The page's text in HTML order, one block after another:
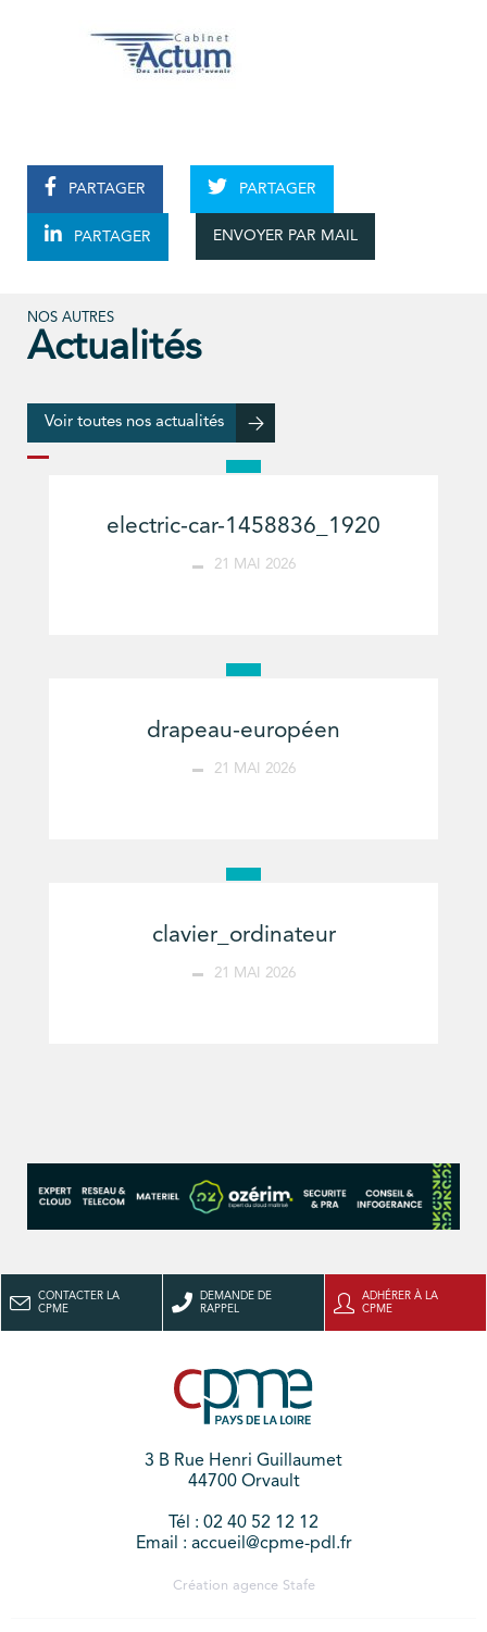
PARTAGER PARTAGER
PARTAGER ENVOYER PAR MAIL
NOS AUTRES
Actualités
Voir toutes nos actualités
electric-car-1458836_1920
21 MAI 2026
drapeau-européen
21 MAI 2026
clavier_ordinateur
21 MAI 2026
CONTACTER LA
CPME
DEMANDE DE
RAPPEL
ADHÉRER À LA
CPME
3 B Rue Henri Guillaumet
44700 Orvault
Tél : 02 40 52 12 12
Email : accueil@cpme-pdl.fr
Création agence Stafe